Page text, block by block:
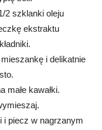
2 szklanki oleju
ekstraktu
i delikatnie
małe kawałki.
i piecz w nagrzanym